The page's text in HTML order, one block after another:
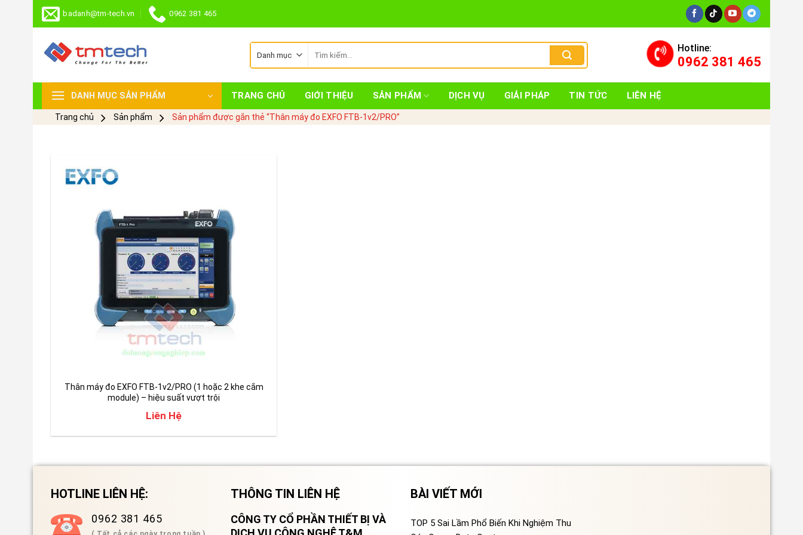
Skip
badanh@tm-tech.vn 0962 381 465
kiếm:
Hotline:
0962 381 465
DANH MỤC SẢN PHẨM TRANG CHỦ GIỚI THIỆU SẢN PHẨM DỊCH VỤ GIẢI PHÁP TIN TỨC LIÊN HỆ
Trang chủ Sản phẩm Sản phẩm được gắn thẻ “Thân máy đo EXFO FTB-1v2/PRO”
Thân máy đo EXFO FTB-1v2/PRO (1 hoặc 2 khe cắm
module) – hiệu suất vượt trội
Liên Hệ
HOTLINE LIÊN HỆ:
0962 381 465
THÔNG TIN LIÊN HỆ
CÔNG TY CỔ PHẦN THIẾT BỊ VÀ
BÀI VIẾT MỚI
TOP 5 Sai Lầm Phổ Biến Khi Nghiệm Thu